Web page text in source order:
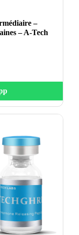
–
– A-Tech